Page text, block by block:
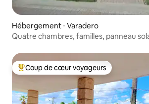
Hébergement ⋅ Varadero
Quatre chambres, familles, panneau
Coups de cœur voyageurs les plus
Coup de cœur voyageurs